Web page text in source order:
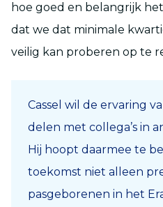
hoe goed en belangrijk
dat we dat minimale
veilig kan proberen op te
Cassel wil de ervaring
delen met collega’s in
Hij hoopt daarmee te
toekomst niet alleen
pasgeborenen in het